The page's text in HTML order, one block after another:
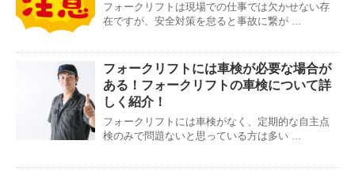
フォークリフトは現場での仕事では欠かせない存
在ですが、安全対策を怠ると事故に繋が ...
フォークリフトには車検が必要な場合が
ある！フォークリフトの車検について詳
しく紹介！
フォークリフトには車検がなく、定期的な自主点
検のみで問題ないと思っている方は多い ...